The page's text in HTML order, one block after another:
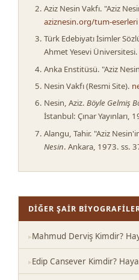
Aziz Nesin Vakfı. "Aziz
aziznesin.org/tum-eserleri
Türk Edebiyatı İsimler
Ahmet Yesevi Üniversitesi.
Anka Enstitüsü. "Aziz
Nesin Vakfı (Resmi Site).
Nesin, Aziz. Böyle Gelmiş
İstanbul: Çınar Yayınları,
Alangu, Tahir. "Aziz
Nesin. Ankara, 1973. ss.
DIĞER ŞAIR
Mahmud Derviş Kimdir?
Edip Cansever Kimdir?